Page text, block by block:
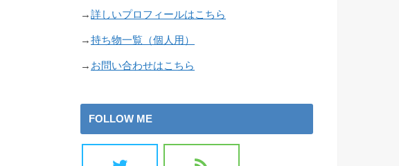
→詳しいプロフィールはこちら
→持ち物一覧（個人用）
→ お問い合わせはこちら
FOLLOW ME